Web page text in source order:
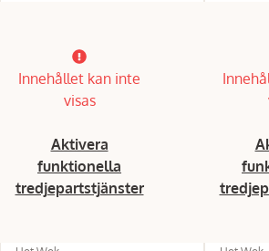
Innehållet kan inte
visas
Aktivera
funktionella
tredjepartstjänster